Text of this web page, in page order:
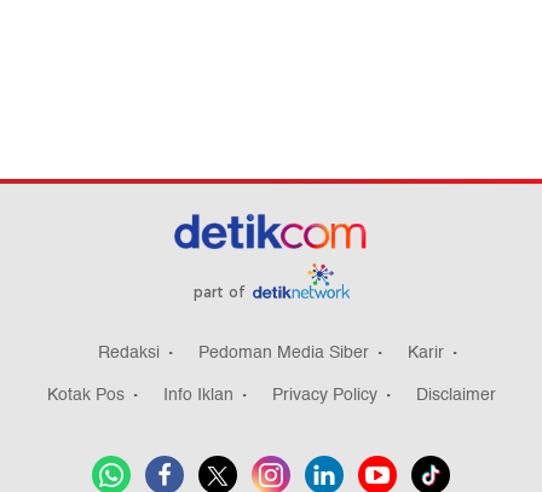
part of
Redaksi Pedoman Media Siber
Karir
Kotak Pos
Info Iklan Privacy Policy Disclaimer